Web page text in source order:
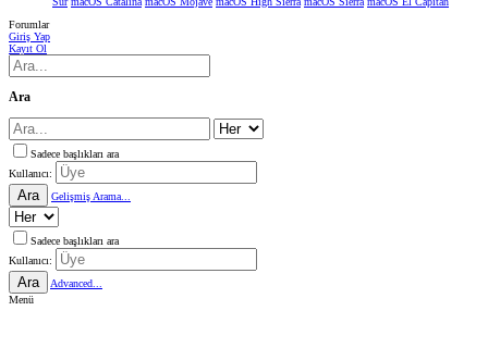
Forumlar
Giriş Yap
Kayıt Ol
Ara
Sadece başlıkları ara
Kullanıcı:
Ara Gelişmiş Arama...
Sadece başlıkları ara
Kullanıcı:
Ara
Advanced...
Menü